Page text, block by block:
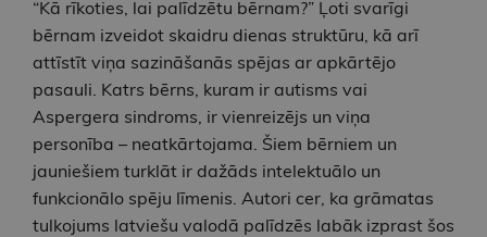
“Kā rīkoties, lai palīdzētu bērnam?” Ļoti svarīgi
bērnam izveidot skaidru dienas struktūru, kā arī
attīstīt viņa sazināšanās spējas ar apkārtējo
pasauli. Katrs bērns, kuram ir autisms vai
Aspergera sindroms, ir vienreizējs un viņa
personība – neatkārtojama. Šiem bērniem un
jauniešiem turklāt ir dažāds intelektuālo un
funkcionālo spēju līmenis. Autori cer, ka grāmatas
tulkojums latviešu valodā palīdzēs labāk izprast šos